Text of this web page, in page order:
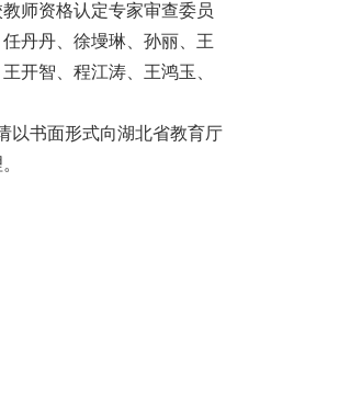
师资格认定专家审查委员
丹丹、徐墁琳、孙丽、王
开智、程江涛、王鸿玉、
以书面形式向湖北省教育厅